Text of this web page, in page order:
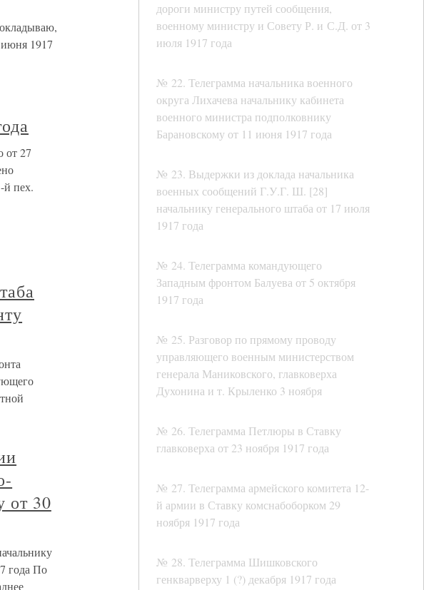
дороги министру путей сообщения,
военному министру и Совету Р. и С.Д. от 3
июля 1917 года
№ 22. Телеграмма начальника военного
округа Лихачева начальнику кабинета
военного министра подполковнику
Барановскому от 11 июня 1917 года
№ 23. Выдержки из доклада начальника
военных сообщений Г.У.Г. Ш. [28]
начальнику генерального штаба от 17 июля
1917 года
№ 24. Телеграмма командующего
Западным фронтом Балуева от 5 октября
1917 года
№ 25. Разговор по прямому проводу
управляющего военным министерством
генерала Маниковского, главковерха
Духонина и т. Крыленко 3 ноября
№ 26. Телеграмма Петлюры в Ставку
главковерха от 23 ноября 1917 года
№ 27. Телеграмма армейского комитета 12-
й армии в Ставку комснабоборком 29
ноября 1917 года
№ 28. Телеграмма Шишковского
генкварверху 1 (?) декабря 1917 года
1917
от 27
й пех.
от 30
года По